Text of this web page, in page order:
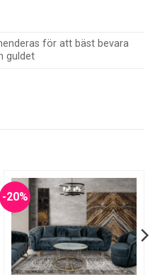
för att bäst bevara
guldet
-20%